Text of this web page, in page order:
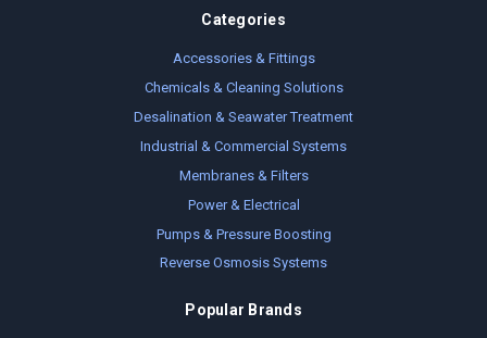
Categories
Accessories & Fittings
Chemicals & Cleaning Solutions
Desalination & Seawater Treatment
Industrial & Commercial Systems
Membranes & Filters
Power & Electrical
Pumps & Pressure Boosting
Reverse Osmosis Systems
Popular Brands